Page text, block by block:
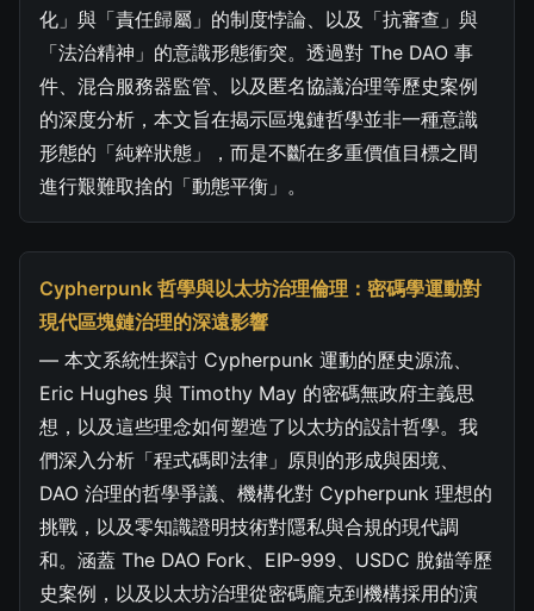
化」與「責任歸屬」的制度悖論、以及「抗審查」與
「法治精神」的意識形態衝突。透過對 The DAO 事
件、混合服務器監管、以及匿名協議治理等歷史案例
的深度分析，本文旨在揭示區塊鏈哲學並非一種意識
形態的「純粹狀態」，而是不斷在多重價值目標之間
進行艱難取捨的「動態平衡」。
Cypherpunk 哲學與以太坊治理倫理：密碼學運動對
現代區塊鏈治理的深遠影響
— 本文系統性探討 Cypherpunk 運動的歷史源流、
Eric Hughes 與 Timothy May 的密碼無政府主義思
想，以及這些理念如何塑造了以太坊的設計哲學。我
們深入分析「程式碼即法律」原則的形成與困境、
DAO 治理的哲學爭議、機構化對 Cypherpunk 理想的
挑戰，以及零知識證明技術對隱私與合規的現代調
和。涵蓋 The DAO Fork、EIP-999、USDC 脫錨等歷
史案例，以及以太坊治理從密碼龐克到機構採用的演